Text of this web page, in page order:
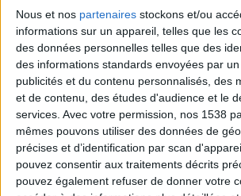
Nous et nos partenaires stockons et/ou
informations sur un appareil, telles que les
des données personnelles telles que des
des informations standards envoyées par
publicités et du contenu personnalisés, des
et de contenu, des études d'audience et le
services. Avec votre permission, nos 1538
mêmes pouvons utiliser des données de
précises et d’identification par scan
pouvez consentir aux traitements décrits
pouvez également refuser de donner votre